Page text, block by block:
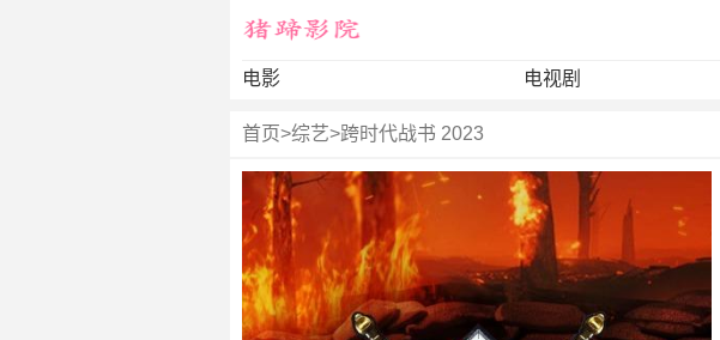
电影 电视剧
首页>综艺>跨时代战书 2023